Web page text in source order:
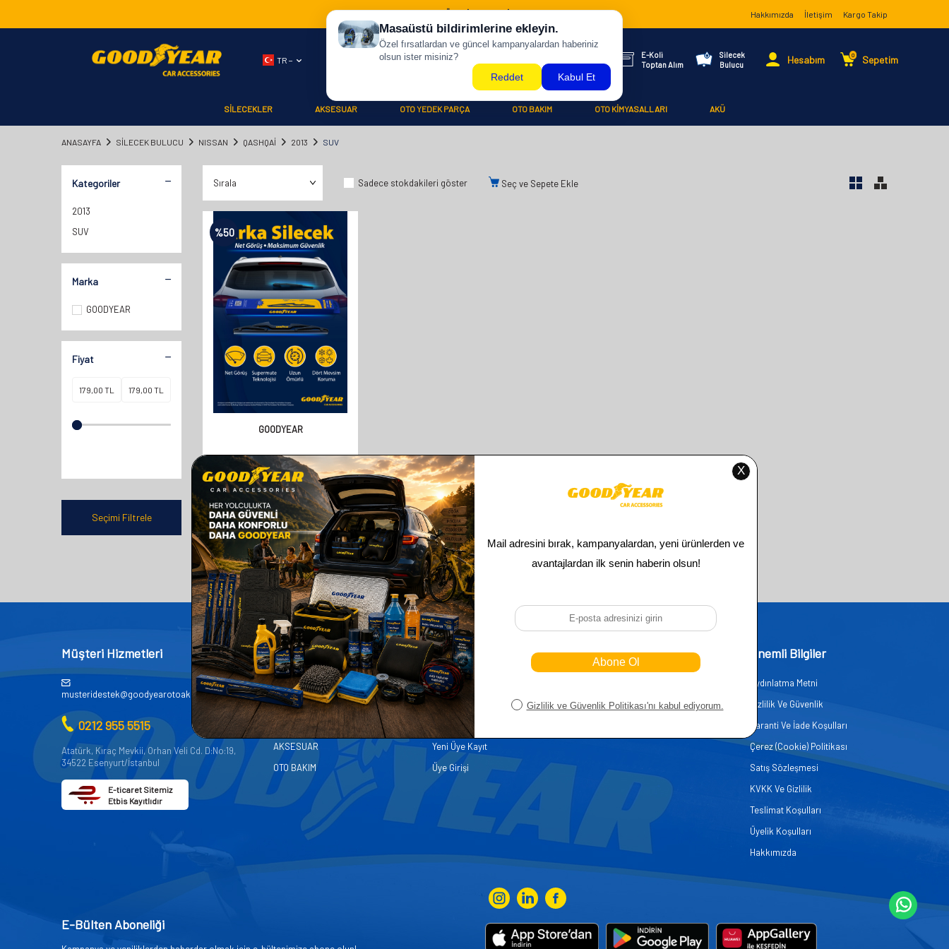
500 TL ÜZERİ KARGO BİZDEN ! Hakkımızda İletişim Kargo Takip
TR −
E-Koli
Toptan Alım
Silecek
Bulucu
Hesabım 0 Sepetim
SİLECEKLER AKSESUAR OTO YEDEK PARÇA OTO BAKIM OTO KİMYASALLARI AKÜ
ANASAYFA SILECEK BULUCU NISSAN QASHQAİ 2013 SUV
Kategoriler
2013
SUV
Marka
GOODYEAR
Fiyat
Seçimi Filtrele
Sadece stokdakileri göster Seç ve Sepete Ekle
%50
GOODYEAR
GOODYEAR NISSAN QASHQAI
SUV 2007-2013 ARASI UYUMLU
ARKA SILECEK (350MM)
358,00
TL
179,00TL
Müşteri Hizmetleri
musteridestek@goodyearotoaksesuar.com.tr
0212 955 5515
Atatürk, Kıraç Mevkii, Orhan Veli Cd. D:No:19,
34522 Esenyurt/İstanbul
E-ticaret Sitemiz
Etbis Kayıtlıdır
Kategoriler
AKÜ
OTO KİMYASALLARI
OTO YEDEK PARÇA
AKSESUAR
OTO BAKIM
Üye
Sepetim
Bayi Kayıt
Bayi Girişi
Yeni Üye Kayıt
Üye Girişi
Hızlı Erişim
Müşteri Hizmetleri
Önemli Bilgiler
Aydınlatma Metni
Gizlilik Ve Güvenlik
Garanti Ve İade Koşulları
Çerez (Cookie) Politikası
Satış Sözleşmesi
KVKK Ve Gizlilik
Teslimat Koşulları
Üyelik Koşulları
Hakkımızda
E-Bülten Aboneliği